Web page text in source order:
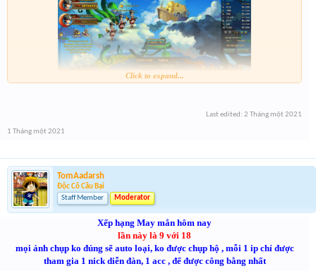
Click to expand...
Last edited: 2 Tháng một 2021
1 Tháng một 2021
TomAadarsh
Độc Cô Cầu Bại
Staff Member
Moderator
Xếp hạng May mắn hôm nay
lần này là 9 với 18
mọi ảnh chụp ko đúng sẽ auto loại, ko được chụp hộ , mỗi 1 ip chỉ được
tham gia 1 nick diễn đàn, 1 acc , để được công bằng nhất